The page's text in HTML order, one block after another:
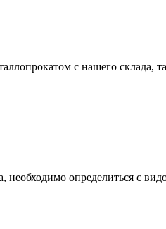
с нашего склада,
определиться с